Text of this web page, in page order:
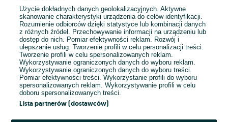
E-mail
Hasło
Użycie dokładnych danych geolokalizacyjnych. Aktywne
skanowanie charakterystyki urządzenia do celów identyfikacji.
Rozumienie odbiorców dzięki statystyce lub kombinacji danych
z różnych źródeł. Przechowywanie informacji na urządzeniu lub
dostęp do nich. Pomiar efektywności reklam. Rozwój i
ulepszanie usług. Tworzenie profili w celu personalizacji treści.
Tworzenie profili w celu spersonalizowanych reklam.
Wykorzystywanie ograniczonych danych do wyboru reklam.
Wykorzystywanie ograniczonych danych do wyboru treści.
Pomiar efektywności treści. Wykorzystanie profili do wyboru
spersonalizowanych reklam. Wykorzystywanie profili w celu
doboru spersonalizowanych treści.
Lista partnerów (dostawców)